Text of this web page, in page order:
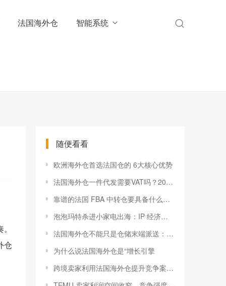
法国海外仓 智能系统
仓
随便看看
欧洲海外仓首选法国仓的 6大核心优势
法国海外仓一件代发需要VAT吗？2026跨境卖家税务合规全解析
靠谱的法国 FBA 中转仓要具备什么能力？
泡泡玛特杀进小家电出海：IP 经济正在从潮玩走向生活场景
法国海外仓不能只是仓储末端派送：对接 TikTok 法国资源，正在成为卖家增长新价值
为什么说法国海外仓是“增长引擎
跨境卖家利用法国海外仓提升竞争案例：从发货速度到复购增长的3种打法